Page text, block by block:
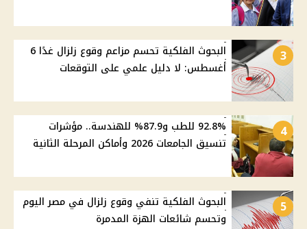
3
البحوث الفلكية تحسم مزاعم وقوع زلزال غدًا 6
أغسطس: لا دليل علمي على التوقعات
4
92.8% للطب و87.9% للهندسة.. مؤشرات
تنسيق الجامعات 2026 وأماكن المرحلة الثانية
5
البحوث الفلكية تنفي وقوع زلزال في مصر اليوم
وتحسم شائعات الهزة المدمرة